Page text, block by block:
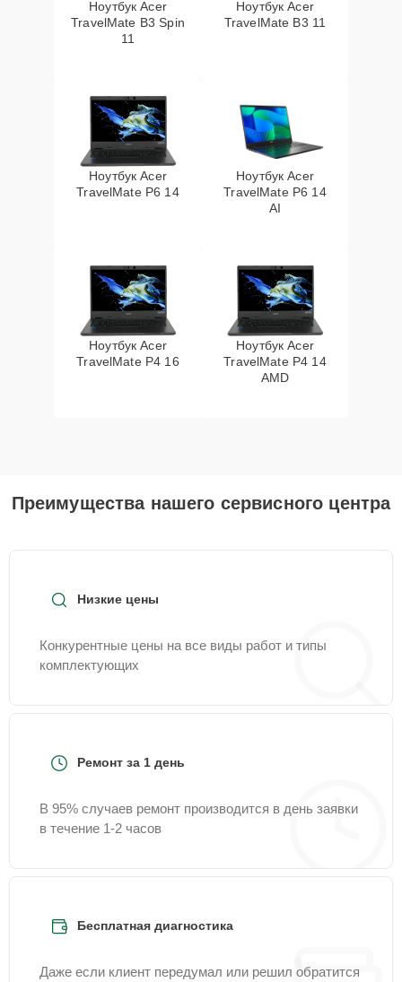
Ноутбук Acer
TravelMate B3 Spin
11
Ноутбук Acer
TravelMate B3 11
Ноутбук Acer
TravelMate P6 14
Ноутбук Acer
TravelMate P6 14
AI
Ноутбук Acer
TravelMate P4 16
Ноутбук Acer
TravelMate P4 14
AMD
Преимущества нашего сервисного центра
Низкие цены
Конкурентные цены на все виды работ и типы
комплектующих
Ремонт за 1 день
В 95% случаев ремонт производится в день заявки
в течение 1-2 часов
Бесплатная диагностика
Даже если клиент передумал или решил обратится